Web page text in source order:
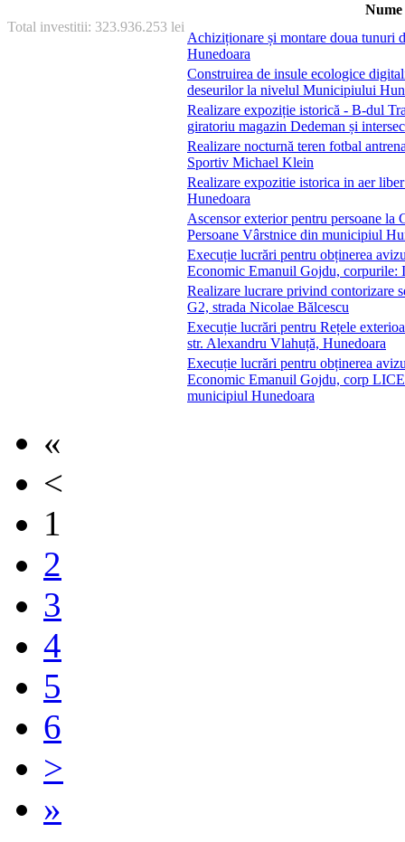
Total investitii: 323.936.253 lei
Nume
Achiziționare și montare doua tunuri
Hunedoara
Construirea de insule ecologice
deseurilor la nivelul Municipiului
Realizare expoziție istorică - B-dul
giratoriu magazin Dedeman și
Realizare nocturnă teren fotbal
Sportiv Michael Klein
Realizare expozitie istorica in aer
Hunedoara
Ascensor exterior pentru persoane
Persoane Vârstnice din municipiul
Execuție lucrări pentru obținerea
Economic Emanuil Gojdu, corpurile:
Realizare lucrare privind contorizare
G2, strada Nicolae Bălcescu
Execuție lucrări pentru Rețele
str. Alexandru Vlahuță, Hunedoara
Execuție lucrări pentru obținerea
Economic Emanuil Gojdu, corp
municipiul Hunedoara
«
<
1
2
3
4
5
6
>
»